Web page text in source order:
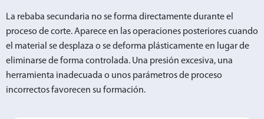
La rebaba secundaria no se forma directamente durante el
proceso de corte. Aparece en las operaciones posteriores cuando
el material se desplaza o se deforma plásticamente en lugar de
eliminarse de forma controlada. Una presión excesiva, una
herramienta inadecuada o unos parámetros de proceso
incorrectos favorecen su formación.